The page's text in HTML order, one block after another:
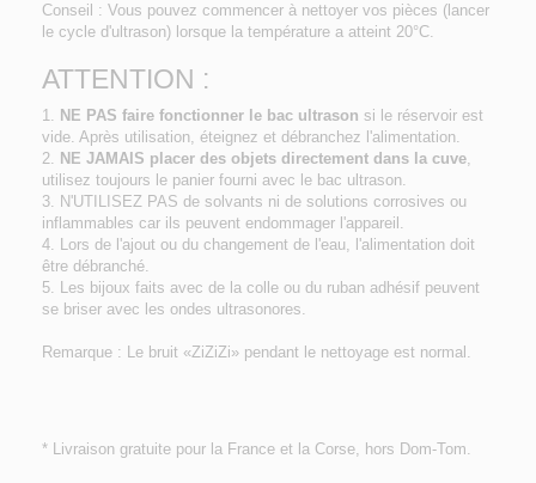
Conseil : Vous pouvez commencer à nettoyer vos pièces (lancer
le cycle d'ultrason) lorsque la température a atteint 20°C.
ATTENTION :
1. NE PAS faire fonctionner le bac ultrason si le réservoir est
vide. Après utilisation, éteignez et débranchez l'alimentation.
2. NE JAMAIS placer des objets directement dans la cuve,
utilisez toujours le panier fourni avec le bac ultrason.
3. N'UTILISEZ PAS de solvants ni de solutions corrosives ou
inflammables car ils peuvent endommager l'appareil.
4. Lors de l'ajout ou du changement de l'eau, l'alimentation doit
être débranché.
5. Les bijoux faits avec de la colle ou du ruban adhésif peuvent
se briser avec les ondes ultrasonores.
Remarque : Le bruit «ZiZiZi» pendant le nettoyage est normal.
* Livraison gratuite pour la France et la Corse, hors Dom-Tom.